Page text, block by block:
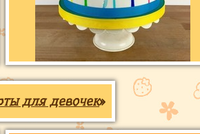
для девочек»